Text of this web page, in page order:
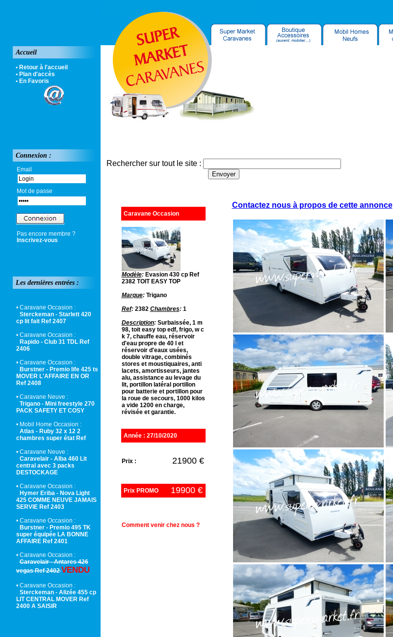
Accueil
• Retour à l'accueil
• Plan d'accès
• En Favoris
Connexion :
Email
Mot de passe
Pas encore membre ?
Inscrivez-vous
Les dernières entrées :
• Caravane Occasion :
Sterckeman - Starlett 420
cp lit fait Ref 2407
• Caravane Occasion :
Rapido - Club 31 TDL Ref
2406
• Caravane Occasion :
Burstner - Premio life 425 ts
MOVER L'AFFAIRE EN OR
Ref 2408
• Caravane Neuve :
Trigano - Mini freestyle 270
PACK SAFETY ET COSY
• Mobil Home Occasion :
Atlas - Ruby 32 x 12 2
chambres super état Ref
• Caravane Neuve :
Caravelair - Alba 460 Lit
central avec 3 packs
DESTOCKAGE
• Caravane Occasion :
Hymer Eriba - Nova Light
425 COMME NEUVE JAMAIS
SERVIE Ref 2403
• Caravane Occasion :
Burstner - Premio 495 TK
super équipée LA BONNE
AFFAIRE Ref 2401
• Caravane Occasion :
Caravelair - Antares 426
vegas Ref 2402VENDU
• Caravane Occasion :
Sterckeman - Alizée 455 cp
LIT CENTRAL MOVER Ref
2400 A SAISIR
Rechercher sur tout le site :
Caravane Occasion
Modèle: Evasion 430 cp Ref
2382 TOIT EASY TOP
Marque: Trigano
Ref: 2382 Chambres: 1
Description: Surbaissée, 1 m
98, toit easy top edf, frigo, w c
k 7, chauffe eau, réservoir
d'eau propre de 40 l et
réservoir d'eaux usées,
double vitrage, combinés
stores et moustiquaires, anti
lacets, amortisseurs, jantes
alu, assistance au levage du
lit, portillon latéral portillon
pour batterie et portillon pour
la roue de secours, 1000 kilos
a vide 1200 en charge,
révisée et garantie.
Année : 27/10/2020
Prix : 21900 €
Prix PROMO 19900 €
Comment venir chez nous ?
Contactez nous à propos de cette annonce